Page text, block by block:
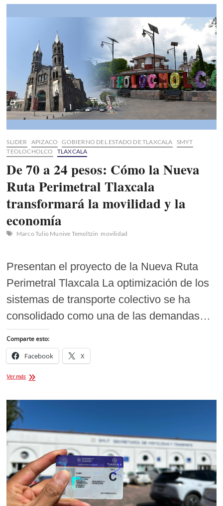
Tlaxcala:
Un
patrimonio
invaluable
en
riesgo
SLIDER APIZACO GOBIERNO DEL ESTADO DE TLAXCALA SMYT
TEOLOCHOLCO
TLAXCALA
De 70 a 24 pesos: Cómo la Nueva
Ruta Perimetral Tlaxcala
transformará la movilidad y la
economía
Marco Tulio Munive Temoltzin movilidad
Presentan el proyecto de la Nueva Ruta
Perimetral Tlaxcala La optimización de los
sistemas de transporte colectivo se ha
consolidado como una de las demandas…
Comparte esto:
Facebook X
Ver másDe
la
Ruta
Perimetral
Tlaxcala
transformará
la
movilidad
y